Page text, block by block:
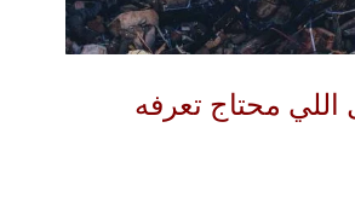
اللي محتاج تعرفه